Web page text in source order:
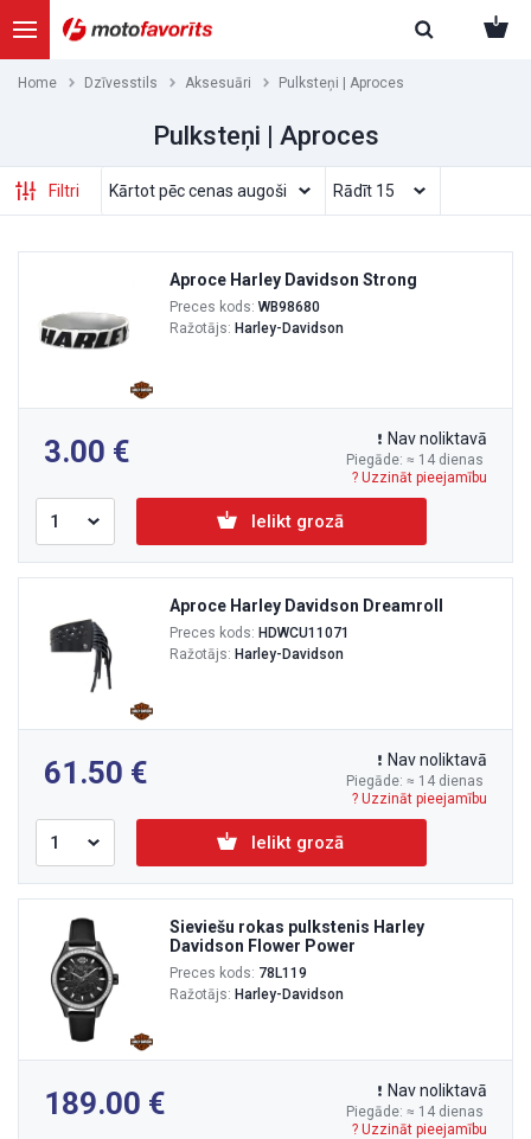
Home Dzīvesstils Aksesuāri Pulksteņi | Aproces
Pulksteņi | Aproces
Filtri
Aproce Harley Davidson Strong
Preces kods: WB98680
Ražotājs: Harley-Davidson
3.00 Piegāde: ≈ 14 dienas
Nav noliktavā
? Uzzināt pieejamību
Ielikt grozā
Aproce Harley Davidson Dreamroll
Preces kods: HDWCU11071
Ražotājs: Harley-Davidson
61.50 Piegāde: ≈ 14 dienas
Nav noliktavā
? Uzzināt pieejamību
Ielikt grozā
Sieviešu rokas pulkstenis Harley
Davidson Flower Power
Preces kods: 78L119
Ražotājs: Harley-Davidson
189.00 Piegāde: ≈ 14 dienas
Nav noliktavā
? Uzzināt pieejamību